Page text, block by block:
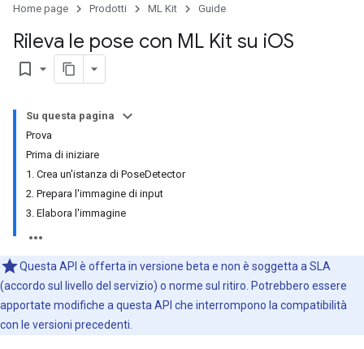
Home page Prodotti ML Kit Guide
Rileva le pose con ML Kit su iOS
bookmark_border
Su questa pagina
Prova
Prima di iniziare
1. Crea un'istanza di PoseDetector
2. Prepara l'immagine di input
3. Elabora l'immagine
Questa API è offerta in versione beta e non è soggetta a SLA
(accordo sul livello del servizio) o norme sul ritiro. Potrebbero essere
apportate modifiche a questa API che interrompono la compatibilità
con le versioni precedenti.